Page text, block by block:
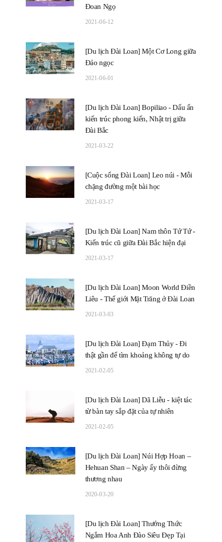
Đoan Ngọ
2021-06-12
[Du lịch Đài Loan] Một Cơ Long giữa
Đảo ngọc
2021-06-01
[Du lịch Đài Loan] Bopiliao - Dấu ấn
kiến trúc phong kiến, Nhật trị giữa
Đài Bắc
2021-03-22
[Cuộc sống Đài Loan] Leo núi - Mỗi
chặng đường một bài học
2021-03-17
[Du lịch Đài Loan] Nam thôn Tứ Tứ -
Kiến trúc cũ giữa Đài Bắc hiện đại
2021-03-17
[Du lịch Đài Loan] Moon World Điền
Liêu - Thế giới Mặt Trăng ở Đài Loan
2021-03-03
[Du lịch Đài Loan] Đạm Thủy - Đi
thật gần để tìm khoảng không tự do
2021-02-05
[Du lịch Đài Loan] Dã Liễu - kiệt tác
từ bàn tay sắp đặt của tự nhiên
2021-02-05
[Du lịch Đài Loan] Núi Hợp Hoan –
Hehuan Shan – Ngày ấy thôi đừng
thương nhau
2020-03-20
[Du lịch Đài Loan] Thưởng Thức
Ngắm Hoa Anh Đào Siêu Đẹp Tại